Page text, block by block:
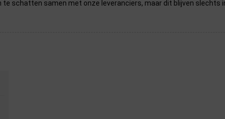
te schatten samen met onze leveranciers, maar dit blijven slechts